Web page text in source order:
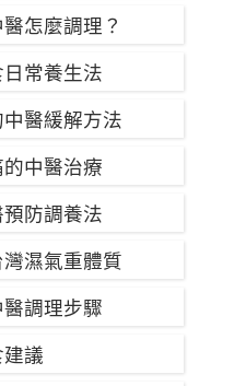
怎麼調理？
常養生法
醫緩解方法
中醫治療
防調養法
濕氣重體質
調理步驟
議